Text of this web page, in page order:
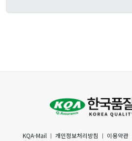
KQA-Mail ㅣ 개인정보처리방침 ㅣ 이용약관